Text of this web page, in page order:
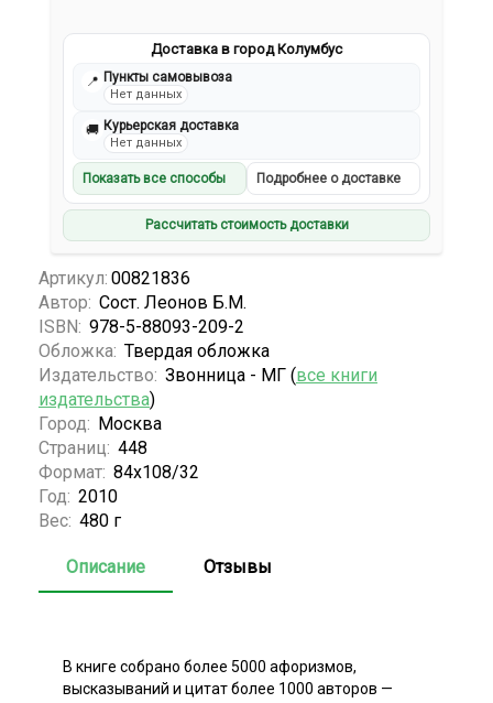
Доставка в город Колумбус
📍 Пункты самовывоза
Нет данных
🚚 Курьерская доставка
Нет данных
Показать все способы Подробнее о доставке
Рассчитать стоимость доставки
Артикул: 00821836
Автор: Сост. Леонов Б.М.
ISBN: 978-5-88093-209-2
Обложка: Твердая обложка
Издательство: Звонница - МГ (все книги
издательства)
Город: Москва
Страниц: 448
Формат: 84x108/32
Год: 2010
Вес: 480 г
Описание Отзывы
В книге собрано более 5000 афоризмов,
высказываний и цитат более 1000 авторов —